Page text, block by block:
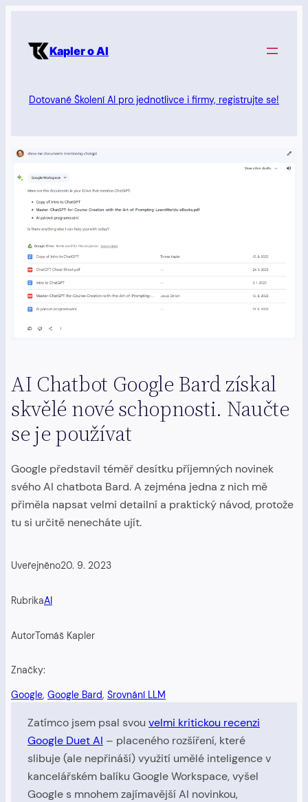
obsah Kapler o AI
Dotované Školení AI pro jednotlivce i firmy, registrujte se!
AI Chatbot Google Bard získal
skvělé nové schopnosti. Naučte
se je používat
Google představil téměř desítku příjemných novinek
svého AI chatbota Bard. A zejména jedna z nich mě
přiměla napsat velmi detailní a praktický návod, protože
tu si určitě nenecháte ujít.
Uveřejněno20. 9. 2023
RubrikaAI
AutorTomáš Kapler
Značky:
Google, Google Bard, Srovnání LLM
Zatímco jsem psal svou velmi kritickou recenzi
Google Duet AI – placeného rozšíření, které
slibuje (ale nepřináší) využití umělé inteligence v
kancelářském balíku Google Workspace, vyšel
Google s mnohem zajímavější AI novinkou,